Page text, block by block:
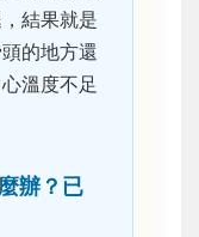
結果就是
的地方還
溫度不足
辦？已